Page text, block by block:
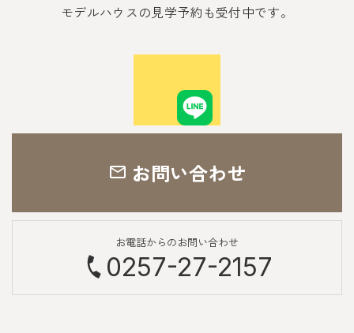
モデルハウスの見学予約も受付中です。
お問い合わせ
お電話からのお問い合わせ
0257-27-2157